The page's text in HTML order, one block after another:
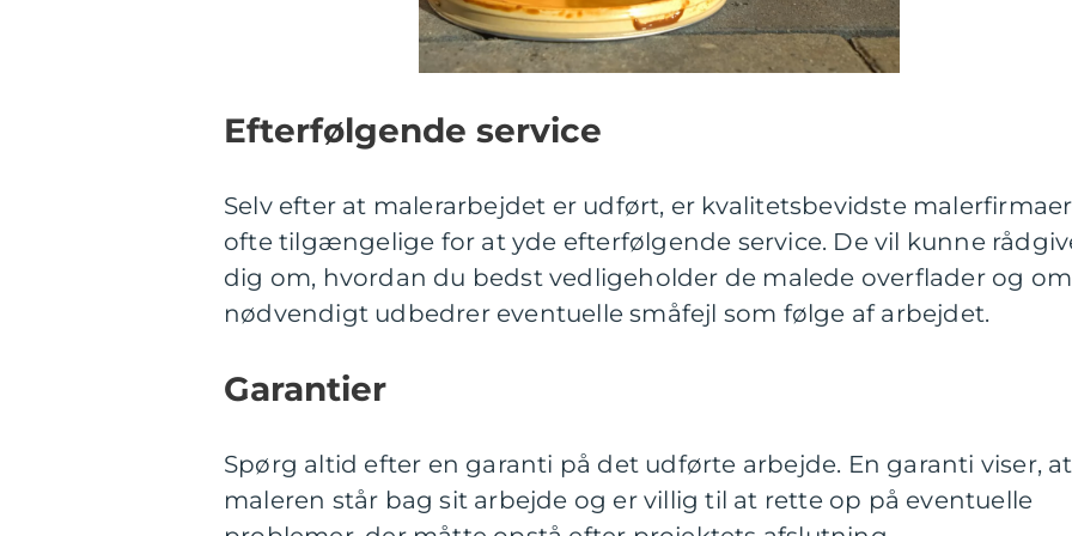
Efterfølgende service
Selv efter at malerarbejdet er udført, er kvalitetsbevidste malerfirmaer
ofte tilgængelige for at yde efterfølgende service. De vil kunne
dig om, hvordan du bedst vedligeholder de malede overflader og om
nødvendigt udbedrer eventuelle småfejl som følge af arbejdet.
Garantier
Spørg altid efter en garanti på det udførte arbejde. En garanti viser, at
maleren står bag sit arbejde og er villig til at rette op på eventuelle